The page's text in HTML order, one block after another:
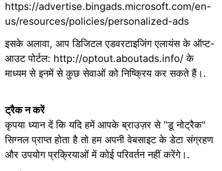
https://advertise.bingads.microsoft.com/en-
us/resources/policies/personalized-ads
इसके अलावा, आप डिजिटल एडवरटाइजिंग एलायंस के ऑप्ट-
आउट पोर्टल: http://optout.aboutads.info/ के
माध्यम से इनमें से कुछ सेवाओं को निष्क्रिय कर सकते हैं।.
ट्रैक न करें
कृपया ध्यान दें कि यदि हमें आपके ब्राउज़र से "डू नोट्रैक"
सिग्नल प्राप्त होता है तो हम अपनी वेबसाइट के डेटा संग्रहण
और उपयोग प्रक्रियाओं में कोई परिवर्तन नहीं करेंगे।.